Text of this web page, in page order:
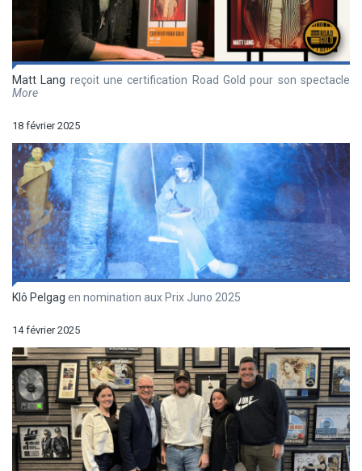
Matt Lang reçoit une certification Road Gold pour son spectacle
More
18 février 2025
Klô Pelgag en nomination aux Prix Juno 2025
14 février 2025